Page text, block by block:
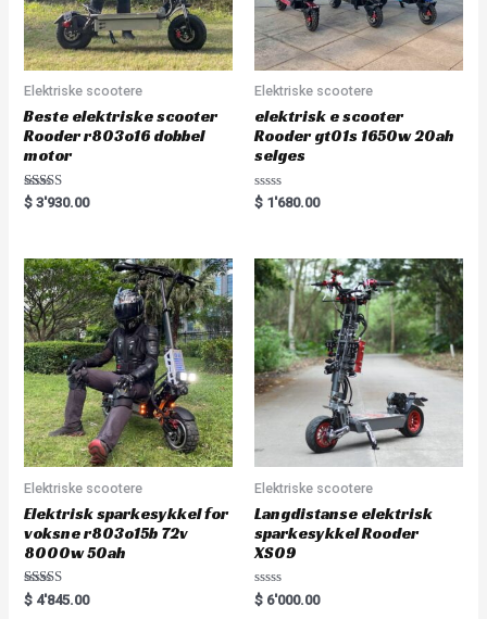
Elektriske scootere
Beste elektriske scooter
Rooder r803o16 dobbel
motor
Rated
5.00
$ 3'930.00
Elektriske scootere
elektrisk e scooter
Rooder gt01s 1650w 20ah
selges
Rated
0
$ 1'680.00
Elektriske scootere
Elektrisk sparkesykkel for
voksne r803o15b 72v
8000w 50ah
Rated
5.00
$ 4'845.00
Elektriske scootere
Langdistanse elektrisk
sparkesykkel Rooder
XS09
Rated
0
$ 6'000.00